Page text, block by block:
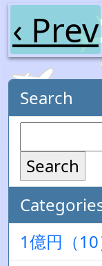
‹ Prev
Search
Search
1億円（10